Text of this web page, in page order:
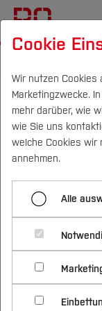
Campus
Studium
Vor dem
Bewerben
Im
Nach
Profil
Beratung
Erster
Student
12.05.2026
Drei
Bochum
Cookie
Wir nutzen Cookies
Marketingzwecke.
mehr darüber, wie
wie Sie uns
welche Cookies wir
annehmen.
Alle